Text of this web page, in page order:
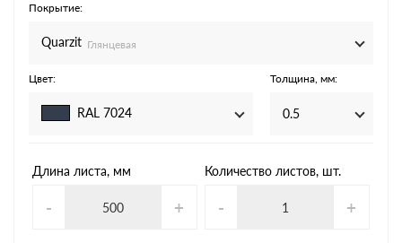
Покрытие:
Quarzit Глянцевая
Цвет:
RAL 7024
Толщина, мм:
0.5
Длина листа, мм
- +
Количество листов, шт.
- +